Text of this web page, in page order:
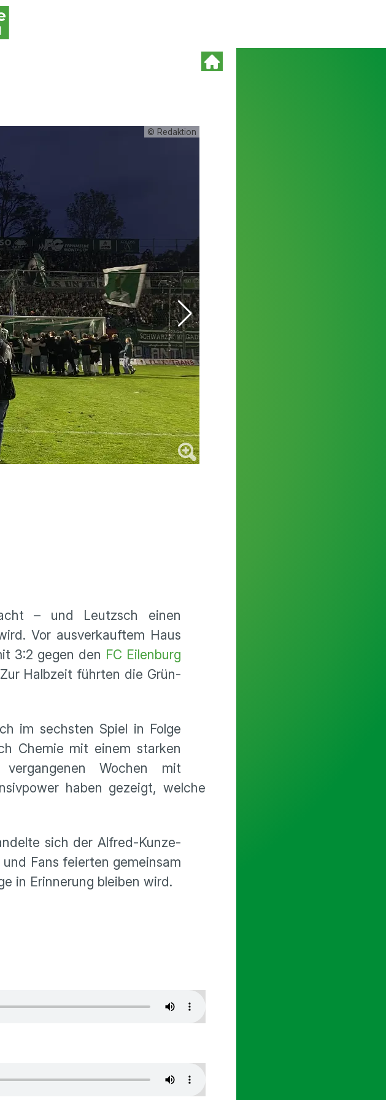
© Redaktion
– und Leutzsch einen
Vor ausverkauftem Haus
3:2 gegen den FC Eilenburg
Halbzeit führten die Grün-
im sechsten Spiel in Folge
Chemie mit einem starken
Wochen mit
haben gezeigt, welche
sich der Alfred-Kunze-
Fans feierten gemeinsam
in Erinnerung bleiben wird.